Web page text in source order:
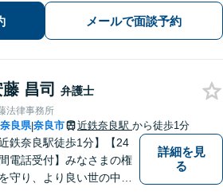
法務／刑事事件など、幅広く対応可
能。お気軽にご相談ください
メールで面談予約
昌司 弁護士
法律事務所
奈良県|奈良市 近鉄奈良駅 から徒歩1分
近鉄奈良駅徒歩1分】【24
電話受付】みなさまの権
守り、より良い世の中に
詳細を見
る